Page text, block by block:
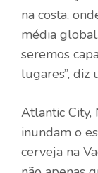
na costa,
média
seremos
lugares”, diz
Atlantic City,
inundam o
cerveja na